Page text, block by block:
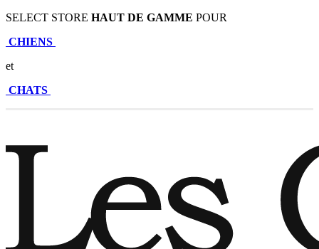
SELECT STORE HAUT DE GAMME POUR
CHIENS
et
CHATS